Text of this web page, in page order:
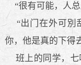
“很有可能，人总
“出门在外可別
你，他是真的下得
班上的同学，七